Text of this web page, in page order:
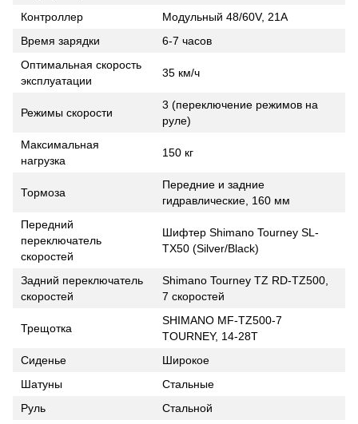
Контроллер
Модульный 48/60V, 21А
Время зарядки
6-7 часов
Оптимальная скорость
эксплуатации
35 км/ч
Режимы скорости
3 (переключение режимов на
руле)
Максимальная
нагрузка
150 кг
Тормоза
Передние и задние
гидравлические, 160 мм
Передний
переключатель
скоростей
Шифтер Shimano Tourney SL-
TX50 (Silver/Black)
Задний переключатель
скоростей
Shimano Tourney TZ RD-TZ500,
7 скоростей
Трещотка
SHIMANO MF-TZ500-7
TOURNEY, 14-28Т
Сиденье
Широкое
Шатуны
Стальные
Руль
Стальной